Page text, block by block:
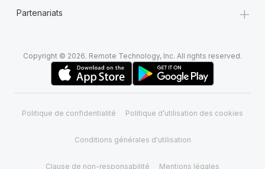
Partenariats +
Copyright © 2026. Remote Technology, Inc. All rights reserved.
Politique de confidentialité Politique d’utilisation des cookies
Conditions générales d'utilisation
Clause de non-responsabilité Mentions légales